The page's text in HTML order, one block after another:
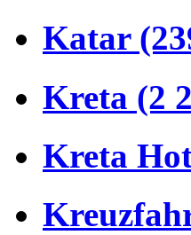
Katar
Kreta (2
Kreta